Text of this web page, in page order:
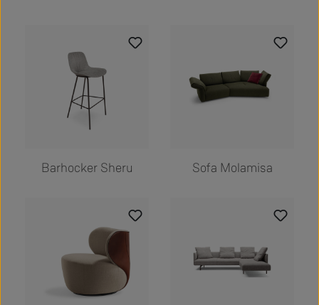
Barhocker Sheru Sofa Molamisa